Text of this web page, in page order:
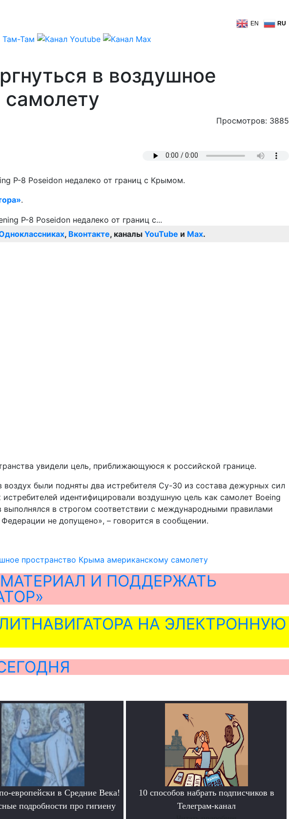
EN RU
в воздушное
Просмотров: 3885
P-8 Poseidon недалеко от границ с Крымом.
.
, Вконтакте, каналы YouTube и Max.
увидели цель, приближающуюся к российской границе.
были подняты два истребителя Су-30 из состава дежурных сил
идентифицировали воздушную цель как самолет Boeing
в строгом соответствии с международными правилами
не допущено», – говорится в сообщении.
пространство Крыма американскому самолету
И ПОДДЕРЖАТЬ
НА ЭЛЕКТРОННУЮ
европейски в Средние Века!
подробности про гигиену
10 способов набрать подписчиков в
Телеграм-канал